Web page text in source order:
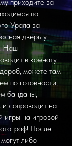
по
Урала за
дверь у
Наш
в комнату
можете там
по готовности,
банданы,
и сопроводит на
игры на игровой
После
либо